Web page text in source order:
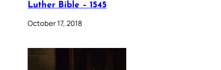
Luther Bible – 1545
October 17, 2018